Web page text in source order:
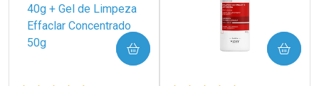
COMPRAR COMPRAR